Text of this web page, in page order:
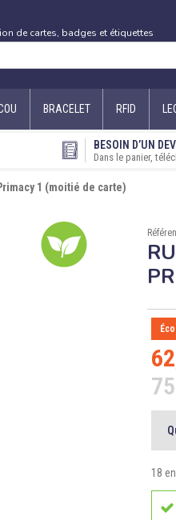
de cartes, badges et étiquettes
BRACELET RFID
BESOIN D’UN
Dans le panier,
1 (moitié de carte)
18